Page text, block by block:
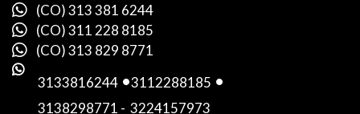
(CO) 313 381 6244
(CO) 311 228 8185
(CO) 313 829 8771
3133816244 -3112288185 -
3138298771 - 3224157973